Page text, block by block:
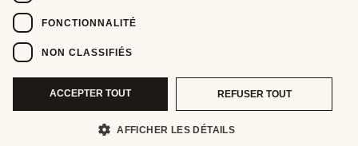
FONCTIONNALITÉ
NON CLASSIFIÉS
ACCEPTER TOUT REFUSER TOUT
AFFICHER LES DÉTAILS